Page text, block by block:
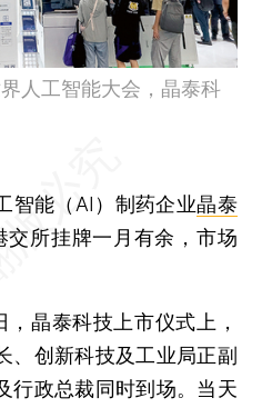
人工智能大会，晶泰科
能（AI）制药企业晶泰
交所挂牌一月有余，市场
晶泰科技上市仪式上，
、创新科技及工业局正副
行政总裁同时到场。当天